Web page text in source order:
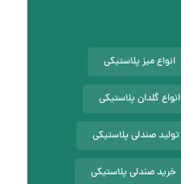
انواع میز پلاستیکی
انواع گلدان پلاستیکی
تولید صندلی پلاستیکی
خرید صندلی پلاستیکی